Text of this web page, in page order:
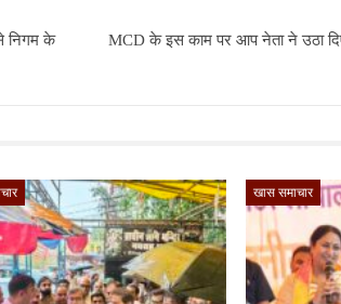
निगम के
MCD के इस काम पर आप नेता ने उठा
खास समाचार